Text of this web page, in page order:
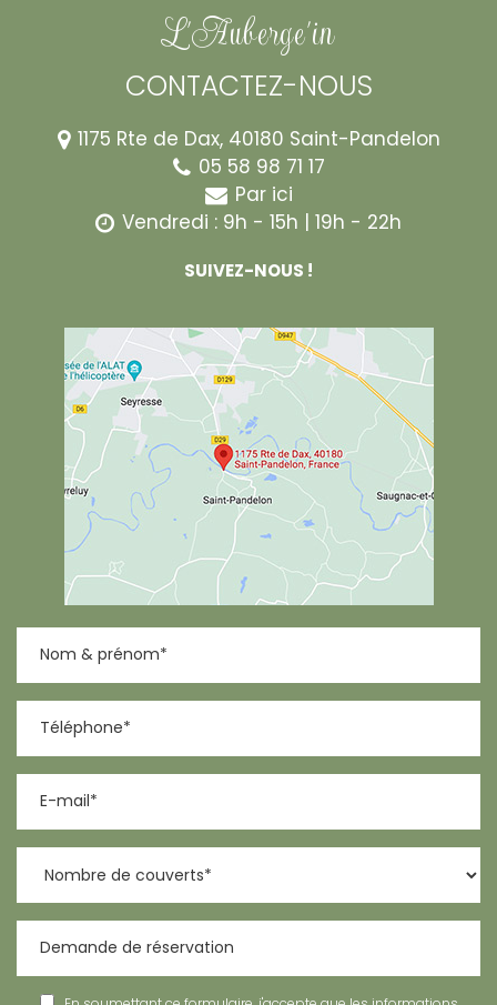
L'Auberge'in
CONTACTEZ-NOUS
1175 Rte de Dax, 40180 Saint-Pandelon
05 58 98 71 17
Par ici
Vendredi : 9h - 15h | 19h - 22h
SUIVEZ-NOUS !